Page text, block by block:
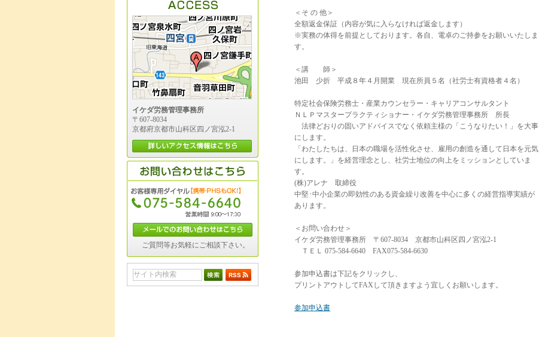
＜そ の 他＞
全額返金保証（内容が気に入らなければ返金します）
※実務の体得を前提としております。各自、電卓のご持参をお願いいたしま
す。
＜講 師＞
池田 少折 平成８年４月開業 現在所員５名（社労士有資格者４名）
特定社会保険労務士・産業カウンセラー・キャリアコンサルタント
ＮＬＰマスタープラクティショナー・イケダ労務管理事務所 所長
法律どおりの固いアドバイスでなく依頼主様の「こうなりたい！」を大事
にします。
「わたしたちは、日本の職場を活性化させ、雇用の創造を通して日本を元気
にします。」を経営理念とし、社労士地位の向上をミッションとしていま
す。
(株)アレナ 取締役
中堅･中小企業の即効性のある資金繰り改善を中心に多くの経営指導実績が
あります。
＜お問い合わせ＞
イケダ労務管理事務所 〒607-8034 京都市山科区四ノ宮泓2-1
ＴＥＬ 075-584-6640 FAX075-584-6630
参加申込書は下記をクリックし、
プリントアウトしてFAXして頂きますよう宜しくお願いします。
参加申込書
イケダ労務管理事務所
〒607-8034
京都府京都市山科区四ノ宮泓2-1
ご質問等お気軽にご相談下さい。